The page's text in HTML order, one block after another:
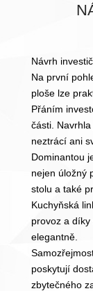
Návrh
Na první
ploše lze
Přáním
části.
neztrácí ani
Dominantou
nejen úložný
stolu a také
Kuchyňská
provoz a
elegantně.
poskytují
zbytečného